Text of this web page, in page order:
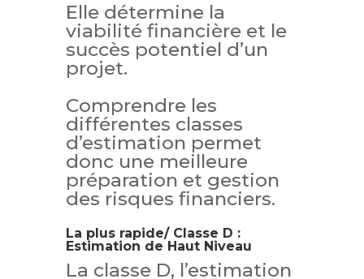
Elle détermine la
viabilité financière et le
succès potentiel d’un
projet.
Comprendre les
différentes classes
d’estimation permet
donc une meilleure
préparation et gestion
des risques financiers.
La plus rapide/ Classe D :
Estimation de Haut Niveau
La classe D, l’estimation